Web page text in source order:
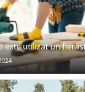
este utilizat un